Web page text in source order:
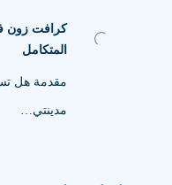
كرافت زون
المتكامل
مقدمة هل
مدينتي…